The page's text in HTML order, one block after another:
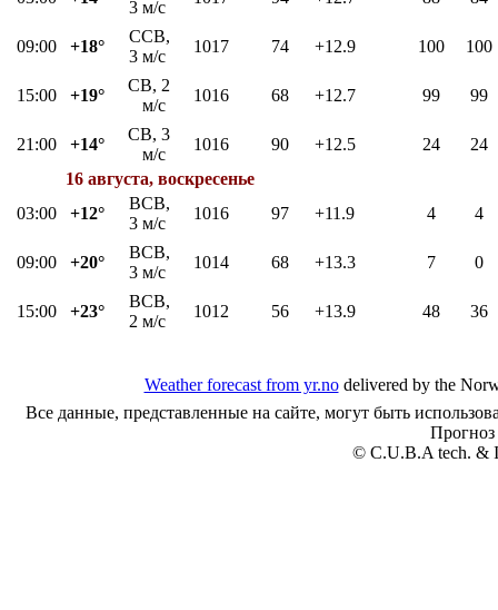
3 м/с
09:00 +18°
ССВ,
3 м/с
1017 74 +12.9 100 100
15:00 +19°
СВ, 2
м/с
1016 68 +12.7 99 99
21:00 +14°
СВ, 3
м/с
1016 90 +12.5 24
24
16 августа, воскресенье
03:00
+12°
ВСВ,
3 м/с
1016 97 +11.9 4 4
09:00 +20°
ВСВ,
3 м/с
1014 68 +13.3 7 0
15:00 +23°
ВСВ,
2 м/с
1012 56 +13.9 48 36
Weather forecast from yr.nodelivered by the
Все данные, представленные на сайте, могут быть
© C.U.B.A tech. &